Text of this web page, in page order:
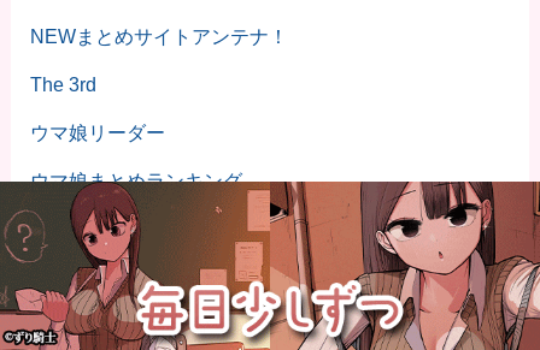
NEWまとめサイトアンテナ！
The 3rd
ウマ娘リーダー
ウマ娘まとめランキング
とろたまヘッドライン
しぃアンテナ(*ﾟーﾟ)
だめぽアンテナ